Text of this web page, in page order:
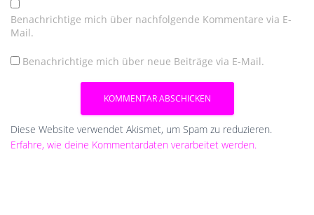
Benachrichtige mich über nachfolgende Kommentare via E-
Mail.
Benachrichtige mich über neue Beiträge via E-Mail.
Diese Website verwendet Akismet, um Spam zu reduzieren.
Erfahre, wie deine Kommentardaten verarbeitet werden.